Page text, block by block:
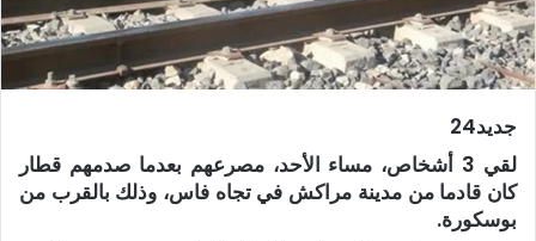
جديد24
لقي 3 أشخاص، مساء الأحد، مصرعهم بعدما صدمهم قطار
كان قادما من مدينة مراكش في تجاه فاس، وذلك بالقرب من
بوسكورة.